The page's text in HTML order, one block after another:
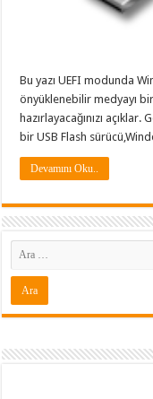
Bu yazı UEFI modunda
önyüklenebilir medyayı
hazırlayacağınızı
bir USB Flash
Devamını Oku..